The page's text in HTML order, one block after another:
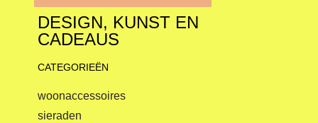
DESIGN, KUNST EN
CADEAUS
CATEGORIEËN
woonaccessoires
sieraden